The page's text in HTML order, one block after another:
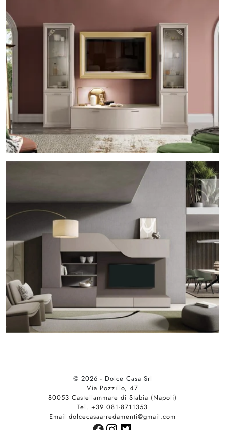
© 2026 - Dolce Casa Srl
Via Pozzillo, 47
80053 Castellammare di Stabia (Napoli)
Tel. +39 081-8711353
Email dolcecasaarredamenti@gmail.com